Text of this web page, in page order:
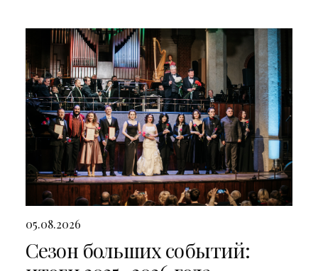
05.08.2026
Сезон больших событий: